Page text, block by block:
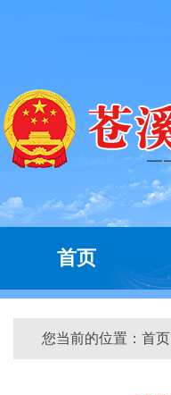
首页
您当前的位置： 首页